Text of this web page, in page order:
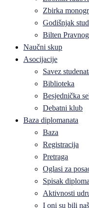
Zbirka
Godišnjak
Bilten
Naučni skup
Asocijacije
Savez
Biblioteka
Besjednička
Debatni klub
Baza diplomanata
Baza
Registracija
Pretraga
Oglasi za
Spisak
Aktivnosti
I oni su bili